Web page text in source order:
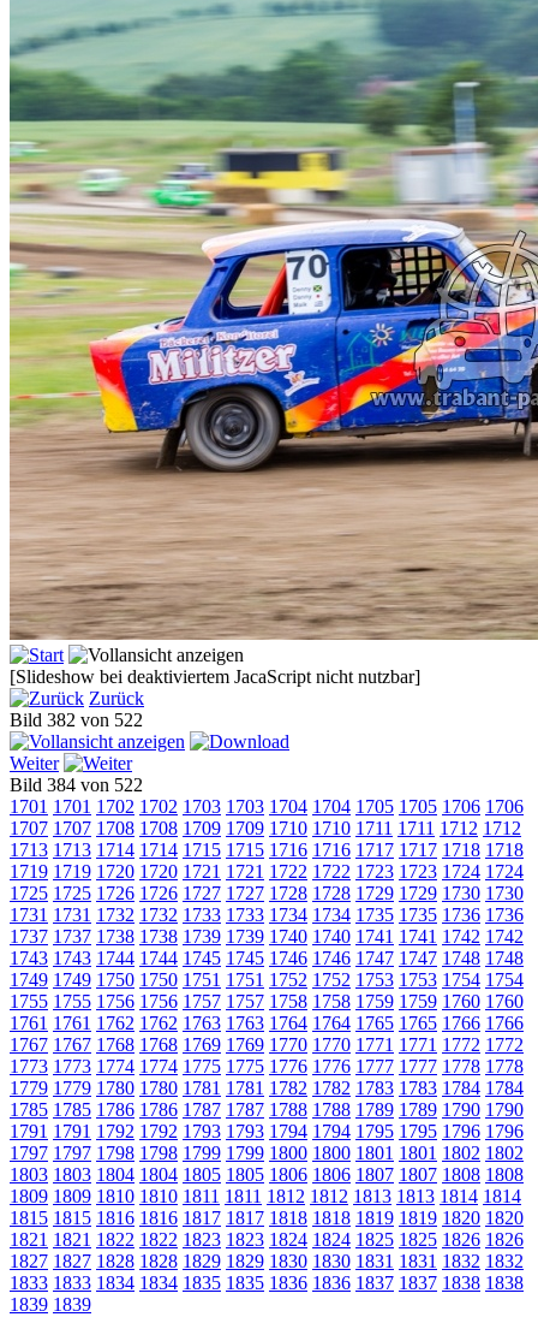
[Slideshow bei deaktiviertem JacaScript nicht nutzbar]
Zurück
Bild 382 von 522
Weiter
Bild 384 von 522
1701 1701 1702 1702 1703 1703 1704 1704 1705 1705 1706 1706
1707 1707 1708 1708 1709 1709 1710 1710 1711 1711 1712 1712
1713 1713 1714 1714 1715 1715 1716 1716 1717 1717 1718 1718
1719 1719 1720 1720 1721 1721 1722 1722 1723 1723 1724 1724
1725 1725 1726 1726 1727 1727 1728 1728 1729 1729 1730 1730
1731 1731 1732 1732 1733 1733 1734 1734 1735 1735 1736 1736
1737 1737 1738 1738 1739 1739 1740 1740 1741 1741 1742 1742
1743 1743 1744 1744 1745 1745 1746 1746 1747 1747 1748 1748
1749 1749 1750 1750 1751 1751 1752 1752 1753 1753 1754 1754
1755 1755 1756 1756 1757 1757 1758 1758 1759 1759 1760 1760
1761 1761 1762 1762 1763 1763 1764 1764 1765 1765 1766 1766
1767 1767 1768 1768 1769 1769 1770 1770 1771 1771 1772 1772
1773 1773 1774 1774 1775 1775 1776 1776 1777 1777 1778 1778
1779 1779 1780 1780 1781 1781 1782 1782 1783 1783 1784 1784
1785 1785 1786 1786 1787 1787 1788 1788 1789 1789 1790 1790
1791 1791 1792 1792 1793 1793 1794 1794 1795 1795 1796 1796
1797 1797 1798 1798 1799 1799 1800 1800 1801 1801 1802 1802
1803 1803 1804 1804 1805 1805 1806 1806 1807 1807 1808 1808
1809 1809 1810 1810 1811 1811 1812 1812 1813 1813 1814 1814
1815 1815 1816 1816 1817 1817 1818 1818 1819 1819 1820 1820
1821 1821 1822 1822 1823 1823 1824 1824 1825 1825 1826 1826
1827 1827 1828 1828 1829 1829 1830 1830 1831 1831 1832 1832
1833 1833 1834 1834 1835 1835 1836 1836 1837 1837 1838 1838
1839 1839